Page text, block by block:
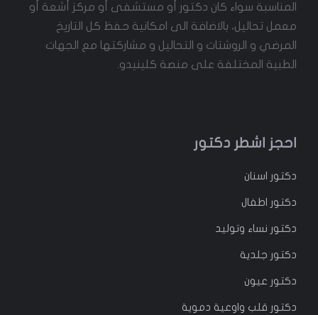
المناسبة سواء كان دكتور أو مستشفى أو مركز أشعة أو
معمل تحاليل، بالاضافة الى امكانية حفظ كل التاريخ
المرضي و الروشتات و التحاليل و مشاركتها مع الجهات
الطبية المختلفة على منصة كلينيدو.
احجز اشطر دكتور
دكتور اسنان
دكتور اطفال
دكتور نساء وتوليد
دكتور جلدية
دكتور عيون
دكتور قلب واوعية دموية